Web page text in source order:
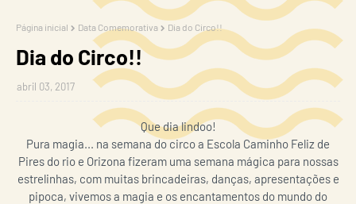
Página inicial Data Comemorativa Dia do Circo!!
Dia do Circo!!
abril 03, 2017
Que dia lindoo!
Pura magia... na semana do circo a Escola Caminho Feliz de
Pires do rio e Orizona fizeram uma semana mágica para nossas
estrelinhas, com muitas brincadeiras, danças, apresentações e
pipoca, vivemos a magia e os encantamentos do mundo do